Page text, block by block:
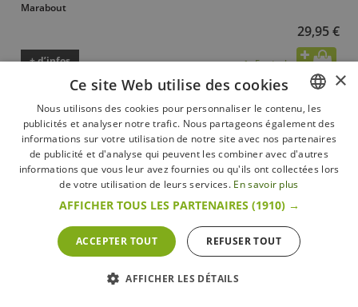
Marabout
29,95 €
+ d’infos En stock
FRENCH
DUTCH
×
Ce site Web utilise des cookies
Nous utilisons des cookies pour personnaliser le contenu, les
publicités et analyser notre trafic. Nous partageons également des
informations sur votre utilisation de notre site avec nos partenaires
de publicité et d'analyse qui peuvent les combiner avec d'autres
informations que vous leur avez fournies ou qu'ils ont collectées lors
de votre utilisation de leurs services. En savoir plus
AFFICHER TOUS LES PARTENAIRES (1910) →
ACCEPTER TOUT REFUSER TOUT
AFFICHER LES DÉTAILS